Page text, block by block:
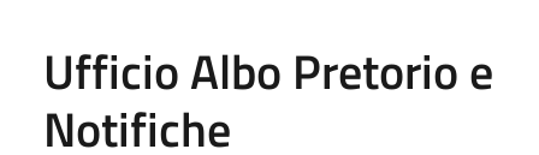
Ufficio Albo Pretorio e
Notifiche